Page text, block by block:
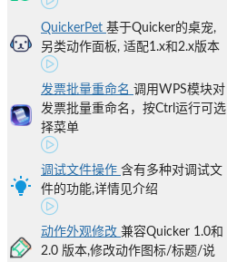
QuickerPet 基于Quicker的桌宠,
另类动作面板, 适配1.x和2.x版本
发票批量重命名 调用WPS模块对
发票批量重命名，按Ctrl运行可选
择菜单
调试文件操作 含有多种对调试文
件的功能,详情见介绍
动作外观修改 兼容Quicker 1.0和
2.0 版本,修改动作图标/标题/说